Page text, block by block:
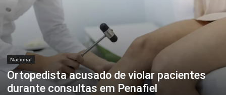
Nacional
Ortopedista acusado de violar pacientes
durante consultas em Penafiel